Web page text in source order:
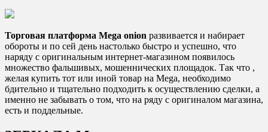
Торговая платформа Mega onion развивается и набирает
обороты и по сей день настолько быстро и успешно, что
наряду с оригинальным интернет-магазином появилось
множество фальшивых, мошеннических площадок. Так что ,
желая купить тот или иной товар на Mega, необходимо
бдительно и тщательно подходить к осуществлению сделки, а
именно не забывать о том, что на ряду с оригиналом магазина,
есть и поддельные.